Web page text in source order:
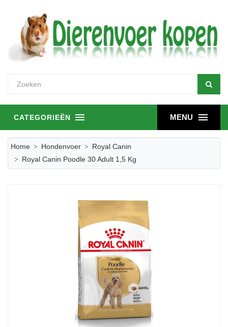
MENU
CATEGORIEËN
Home Hondenvoer
Royal Canin
Royal Canin Poodle 30 Adult 1,5 Kg